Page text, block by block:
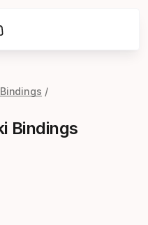
Bindings
Bindings